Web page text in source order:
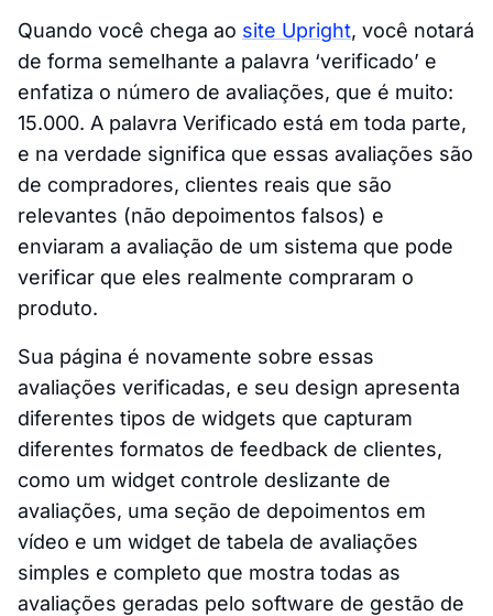
Quando você chega ao site Upright, você notará
de forma semelhante a palavra ‘verificado’ e
enfatiza o número de avaliações, que é muito:
15.000. A palavra Verificado está em toda parte,
e na verdade significa que essas avaliações são
de compradores, clientes reais que são
relevantes (não depoimentos falsos) e
enviaram a avaliação de um sistema que pode
verificar que eles realmente compraram o
produto.
Sua página é novamente sobre essas
avaliações verificadas, e seu design apresenta
diferentes tipos de widgets que capturam
diferentes formatos de feedback de clientes,
como um widget controle deslizante de
avaliações, uma seção de depoimentos em
vídeo e um widget de tabela de avaliações
simples e completo que mostra todas as
avaliações geradas pelo software de gestão de